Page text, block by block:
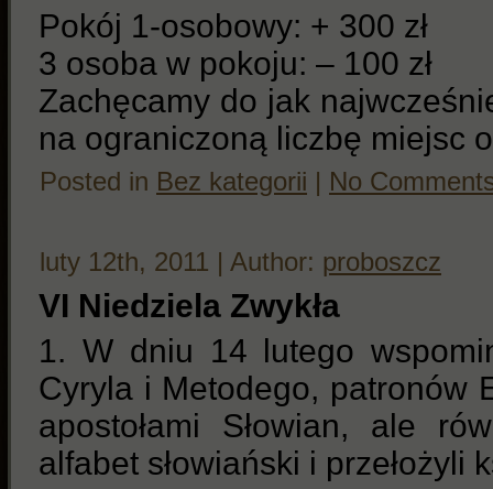
Pokój 1-osobowy: + 300 zł
3 osoba w pokoju: – 100 zł
Zachęcamy do jak
na ograniczoną liczbę miejsc
Posted in Bez kategorii | No
luty 12th, 2011 | Author: proboszcz
VI Niedziela Zwykła
1. W dniu 14 lutego
Cyryla i Metodego, patronów
apostołami Słowian, ale
alfabet słowiański i przełożyli